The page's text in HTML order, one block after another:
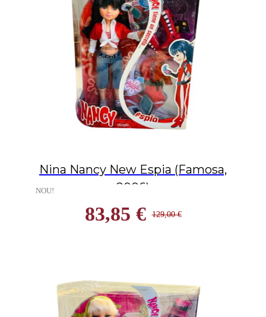
NOU!
Nina Nancy New Espia (Famosa,
2006)
129,00 €
83,85 €